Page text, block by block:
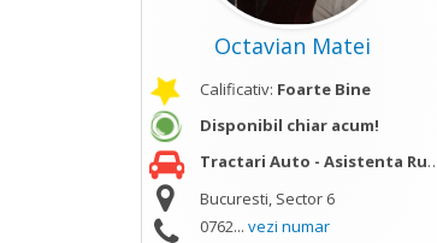
Octavian Matei
Calificativ: Foarte Bine
Disponibil chiar acum!
Tractari Auto - Asistenta Rutiera
Bucuresti, Sector 6
0762... vezi numar